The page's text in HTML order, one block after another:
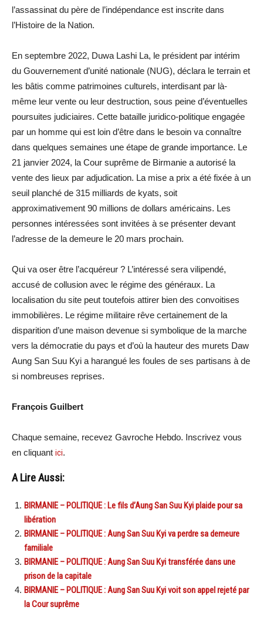
l’assassinat du père de l’indépendance est inscrite dans
l’Histoire de la Nation.
En septembre 2022, Duwa Lashi La, le président par intérim
du Gouvernement d’unité nationale (NUG), déclara le terrain et
les bâtis comme patrimoines culturels, interdisant par là-
même leur vente ou leur destruction, sous peine d’éventuelles
poursuites judiciaires. Cette bataille juridico-politique engagée
par un homme qui est loin d’être dans le besoin va connaître
dans quelques semaines une étape de grande importance. Le
21 janvier 2024, la Cour suprême de Birmanie a autorisé la
vente des lieux par adjudication. La mise a prix a été fixée à un
seuil planché de 315 milliards de kyats, soit
approximativement 90 millions de dollars américains. Les
personnes intéressées sont invitées à se présenter devant
l’adresse de la demeure le 20 mars prochain.
Qui va oser être l’acquéreur ? L’intéressé sera vilipendé,
accusé de collusion avec le régime des généraux. La
localisation du site peut toutefois attirer bien des convoitises
immobilières. Le régime militaire rêve certainement de la
disparition d’une maison devenue si symbolique de la marche
vers la démocratie du pays et d’où la hauteur des murets Daw
Aung San Suu Kyi a harangué les foules de ses partisans à de
si nombreuses reprises.
François Guilbert
Chaque semaine, recevez Gavroche Hebdo. Inscrivez vous
en cliquant ici.
A Lire Aussi:
BIRMANIE – POLITIQUE : Le fils d’Aung San Suu Kyi plaide pour sa
libération
BIRMANIE – POLITIQUE : Aung San Suu Kyi va perdre sa demeure
familiale
BIRMANIE – POLITIQUE : Aung San Suu Kyi transférée dans une
prison de la capitale
BIRMANIE – POLITIQUE : Aung San Suu Kyi voit son appel rejeté par
la Cour suprême